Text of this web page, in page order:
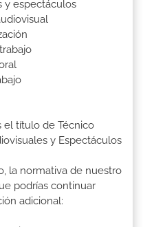
y espectáculos
el título de Técnico
y Espectáculos
la normativa de nuestro
podrías continuar
adicional: